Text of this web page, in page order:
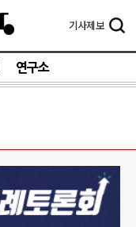
기사제보
연구소